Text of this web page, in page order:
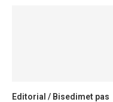
Editorial / Bisedimet pas